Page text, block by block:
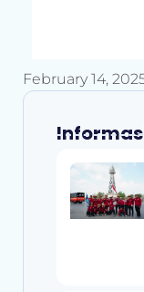
February 14,